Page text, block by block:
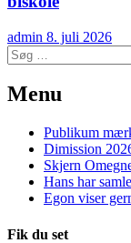
admin 8. juli 2026
Søg
efter:
Menu
Publikum
Dimission
Skjern
Hans har
Egon viser
Fik du set